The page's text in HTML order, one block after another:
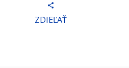
ZDIEĽAŤ